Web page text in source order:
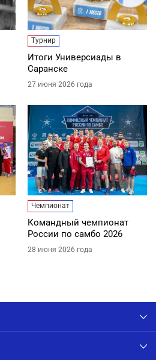
Турнир
Итоги Универсиады в
Саранске
27 июня 2026 года
Чемпионат
Командный чемпионат
России по самбо 2026
28 июня 2026 года